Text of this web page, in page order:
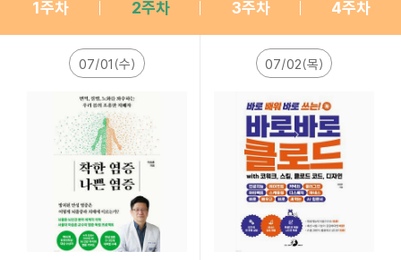
1주차 2주차 3주차 4주차
07/01(수) 07/02(목)